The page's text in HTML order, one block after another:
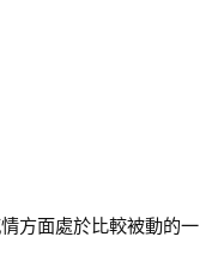
方面處於比較被動的一